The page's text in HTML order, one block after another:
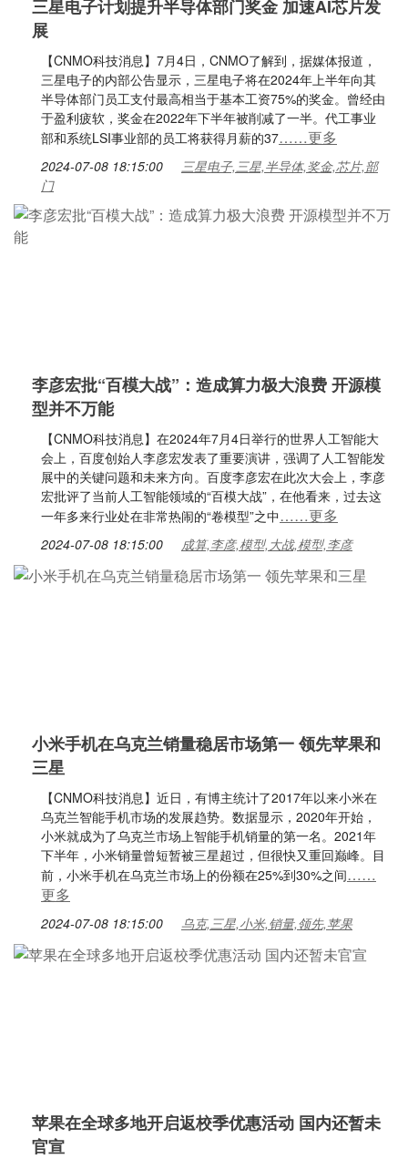
三星电子计划提升半导体部门奖金 加速AI芯片发
展
【CNMO科技消息】7月4日，CNMO了解到，据媒体报道，
三星电子的内部公告显示，三星电子将在2024年上半年向其
半导体部门员工支付最高相当于基本工资75%的奖金。曾经由
于盈利疲软，奖金在2022年下半年被削减了一半。代工事业
部和系统LSI事业部的员工将获得月薪的37……更多
2024-07-08 18:15:00
三星电子,三星,半导体,奖金,芯片,部
门
李彦宏批“百模大战”：造成算力极大浪费 开源模
型并不万能
【CNMO科技消息】在2024年7月4日举行的世界人工智能大
会上，百度创始人李彦宏发表了重要演讲，强调了人工智能发
展中的关键问题和未来方向。百度李彦宏在此次大会上，李彦
宏批评了当前人工智能领域的“百模大战”，在他看来，过去这
一年多来行业处在非常热闹的“卷模型”之中……更多
2024-07-08 18:15:00 成算,李彦,模型,大战,模型,李彦
小米手机在乌克兰销量稳居市场第一 领先苹果和
三星
【CNMO科技消息】近日，有博主统计了2017年以来小米在
乌克兰智能手机市场的发展趋势。数据显示，2020年开始，
小米就成为了乌克兰市场上智能手机销量的第一名。2021年
下半年，小米销量曾短暂被三星超过，但很快又重回巅峰。目
前，小米手机在乌克兰市场上的份额在25%到30%之间……
更多
2024-07-08 18:15:00 乌克,三星,小米,销量,领先,苹果
苹果在全球多地开启返校季优惠活动 国内还暂未
官宣